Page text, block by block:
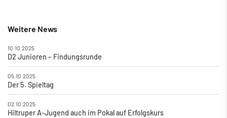
Weitere News
10.10.2025
D2 Junioren – Findungsrunde
05.10.2025
Der 5. Spieltag
02.10.2025
Hiltruper A-Jugend auch im Pokal auf Erfolgskurs